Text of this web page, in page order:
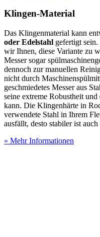
Klingen-Material
Das Klingenmaterial kann
oder Edelstahl gefertigt
wir Ihnen, diese Variante zu
Messer sogar
dennoch zur manuellen
nicht durch
geschmiedetes Messer aus
seine extreme Robustheit
kann. Die Klingenhärte in
verwendete Stahl in Ihrem
ausfällt, desto stabiler ist auch
» Mehr Informationen